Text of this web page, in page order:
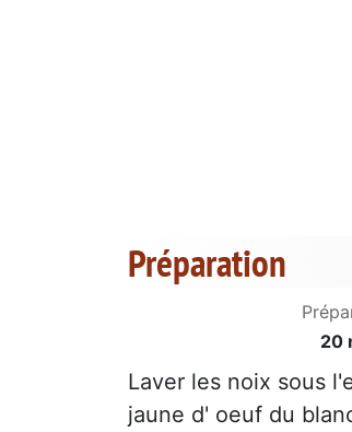
Préparation
20
Laver les noix sous
jaune d' oeuf du